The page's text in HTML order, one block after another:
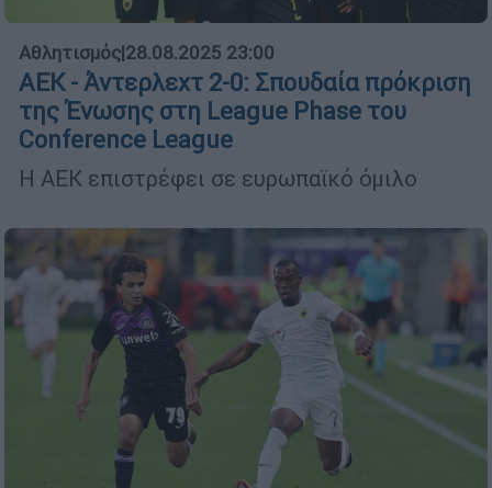
Αθλητισμός|28.08.2025 23:00
ΑΕΚ - Άντερλεχτ 2-0: Σπουδαία πρόκριση
της Ένωσης στη League Phase του
Conference League
Η ΑΕΚ επιστρέφει σε ευρωπαϊκό όμιλο